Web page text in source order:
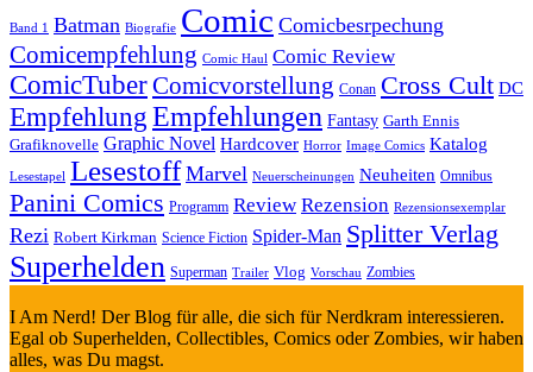
Band 1 Batman Biografie Comic Comicbesrpechung
Comicempfehlung Comic Haul Comic Review
ComicTuberComicvorstellung Conan Cross Cult DC
Empfehlung Empfehlungen Fantasy Garth Ennis
Grafiknovelle Graphic Novel Hardcover Horror Image Comics Katalog
Lesestapel Lesestoff Marvel Neuerscheinungen Neuheiten Omnibus
Panini Comics Programm Review Rezension Rezensionsexemplar
Rezi Robert Kirkman Science Fiction Spider-Man Splitter Verlag
Superhelden Superman Trailer Vlog Vorschau Zombies
I Am Nerd! Der Blog für alle, die sich für Nerdkram interessieren.
Egal ob Superhelden, Collectibles, Comics oder Zombies, wir haben
alles, was Du magst.